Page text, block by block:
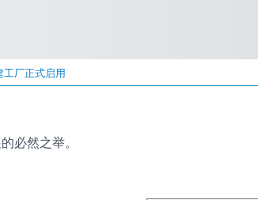
工厂正式启用
必然之举。